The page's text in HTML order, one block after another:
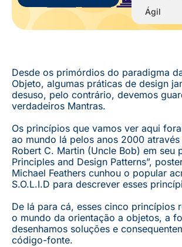
Ágil
Desde os primórdios do paradigma
Objeto, algumas práticas de design
desuso, pelo contrário, devemos
verdadeiros Mantras.
Os princípios que vamos ver aqui
ao mundo lá pelos anos 2000
Robert C. Martin (Uncle Bob) em seu
Principles and Design Patterns”,
Michael Feathers cunhou o popular
S.O.L.I.D para descrever esses
De lá para cá, esses cinco princípios
o mundo da orientação a objetos, a
desenhamos soluções e
código-fonte.